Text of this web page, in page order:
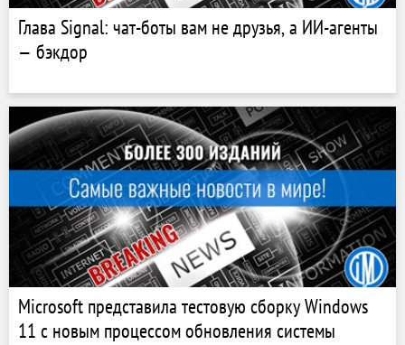
Глава Signal: чат-боты вам не друзья, а ИИ-агенты
— бэкдор
Microsoft представила тестовую сборку Windows
11 с новым процессом обновления системы